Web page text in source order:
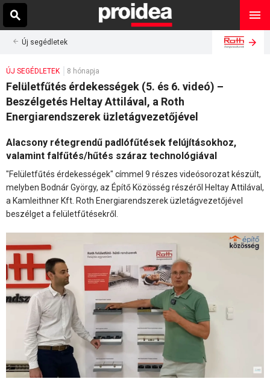
Új segédletek
ÚJ SEGÉDLETEK 8 hónapja
Felületfűtés érdekességek (5. és 6. videó) –
Beszélgetés Heltay Attilával, a Roth
Energiarendszerek üzletágvezetőjével
Alacsony rétegrendű padlófűtések felújításokhoz,
valamint falfűtés/hűtés száraz technológiával
"Felületfűtés érdekességek" címmel 9 részes videósorozat készült,
melyben Bodnár György, az Építő Közösség részéről Heltay Attilával,
a Kamleithner Kft. Roth Energiarendszerek üzletágvezetőjével
beszélget a felületfűtésekről.